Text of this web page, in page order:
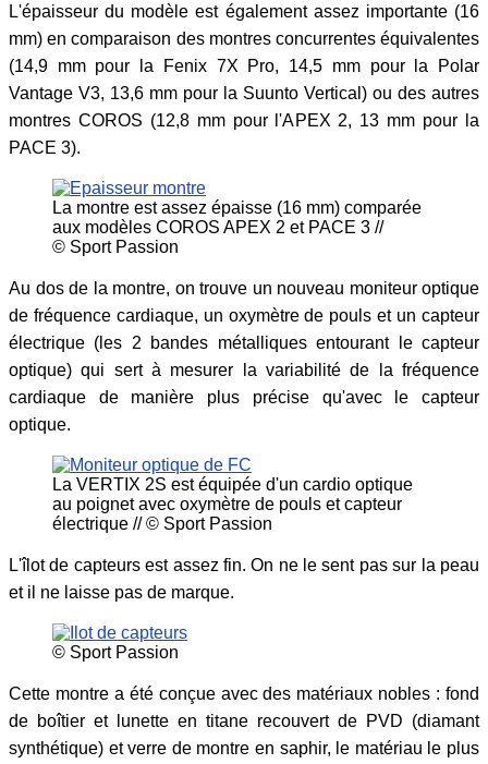
L'épaisseur du modèle est également assez importante (16
mm) en comparaison des montres concurrentes équivalentes
(14,9 mm pour la Fenix 7X Pro, 14,5 mm pour la Polar
Vantage V3, 13,6 mm pour la Suunto Vertical) ou des autres
montres COROS (12,8 mm pour l'APEX 2, 13 mm pour la
PACE 3).
La montre est assez épaisse (16 mm) comparée
aux modèles COROS APEX 2 et PACE 3 //
© Sport Passion
Au dos de la montre, on trouve un nouveau moniteur optique
de fréquence cardiaque, un oxymètre de pouls et un capteur
électrique (les 2 bandes métalliques entourant le capteur
optique) qui sert à mesurer la variabilité de la fréquence
cardiaque de manière plus précise qu'avec le capteur
optique.
La VERTIX 2S est équipée d'un cardio optique
au poignet avec oxymètre de pouls et capteur
électrique // © Sport Passion
L'îlot de capteurs est assez fin. On ne le sent pas sur la peau
et il ne laisse pas de marque.
© Sport Passion
Cette montre a été conçue avec des matériaux nobles : fond
de boîtier et lunette en titane recouvert de PVD (diamant
synthétique) et verre de montre en saphir, le matériau le plus